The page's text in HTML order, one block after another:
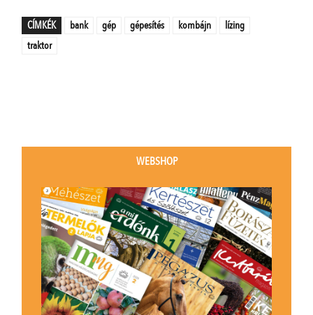
CÍMKÉK bank gép gépesítés kombájn
lízing
traktor
WEBSHOP